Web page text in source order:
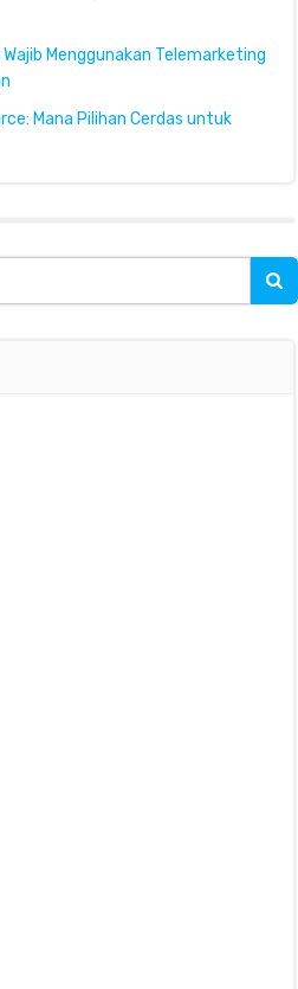
Menggunakan Telemarketing
Mana Pilihan Cerdas untuk